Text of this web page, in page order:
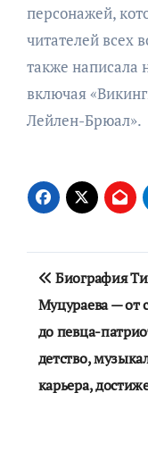
персонажей,
читателей всех
также написала
включая
Лейлен-Брюал».
по
записям
Биография
Муцураева — от
до певца-
детство,
карьера,